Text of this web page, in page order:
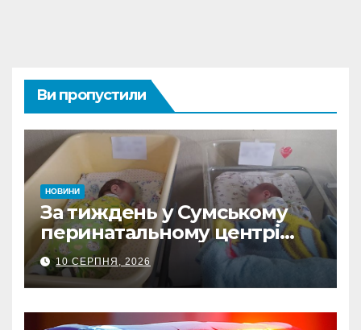
Ви пропустили
НОВИНИ
За тиждень у Сумському
перинатальному центрі
Пресвятої Діви Марії
народилося 15 дітей
10 СЕРПНЯ, 2026